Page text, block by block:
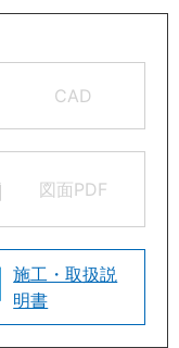
CAD
図面PDF
施工・取扱説
明書